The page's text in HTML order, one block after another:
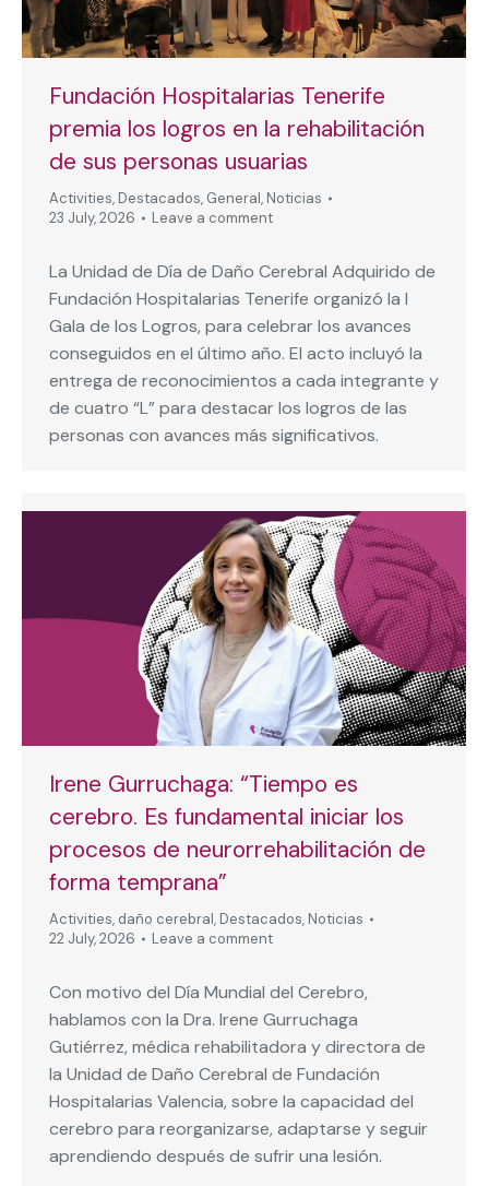
Fundación Hospitalarias Tenerife
premia los logros en la rehabilitación
de sus personas usuarias
Activities, Destacados, General, Noticias
23 July, 2026
Leave a comment
La Unidad de Día de Daño Cerebral Adquirido de
Fundación Hospitalarias Tenerife organizó la I
Gala de los Logros, para celebrar los avances
conseguidos en el último año. El acto incluyó la
entrega de reconocimientos a cada integrante y
de cuatro “L” para destacar los logros de las
personas con avances más significativos.
Irene Gurruchaga: “Tiempo es
cerebro. Es fundamental iniciar los
procesos de neurorrehabilitación de
forma temprana”
Activities, daño cerebral, Destacados, Noticias
22 July, 2026
Leave a comment
Con motivo del Día Mundial del Cerebro,
hablamos con la Dra. Irene Gurruchaga
Gutiérrez, médica rehabilitadora y directora de
la Unidad de Daño Cerebral de Fundación
Hospitalarias Valencia, sobre la capacidad del
cerebro para reorganizarse, adaptarse y seguir
aprendiendo después de sufrir una lesión.